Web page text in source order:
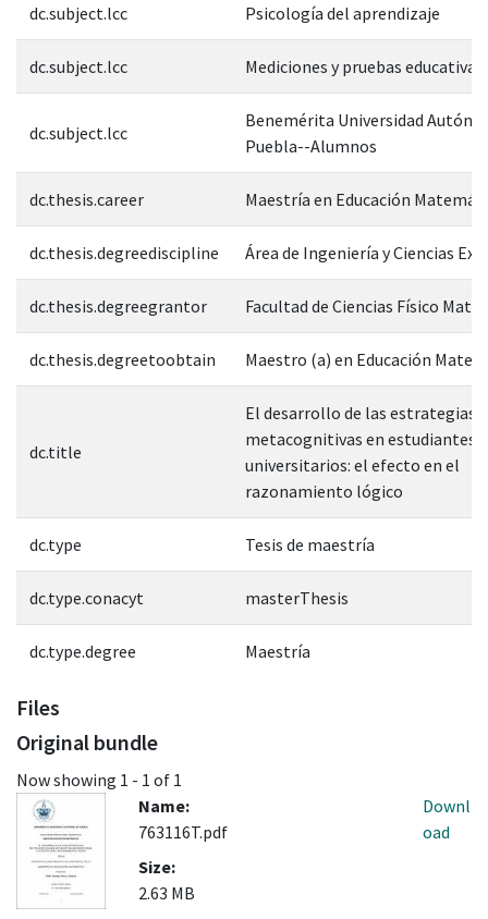
dc.subject.lcc Psicología del aprendizaje
dc.subject.lcc Mediciones y pruebas educativas
dc.subject.lcc
Benemérita Universidad
Puebla--Alumnos
dc.thesis.career Maestría en Educación
dc.thesis.degreediscipline Área de Ingeniería y Ciencias
dc.thesis.degreegrantor Facultad de Ciencias Físico
dc.thesis.degreetoobtain Maestro (a) en Educación
dc.title
El desarrollo de las estrategias
metacognitivas en estudiantes
universitarios: el efecto en el
razonamiento lógico
dc.type Tesis de maestría
dc.type.conacyt masterThesis
dc.type.degree Maestría
Files
Original bundle
Now showing 1 - 1 of 1
Name:
763116T.pdf
Size:
2.63 MB
Downl
oad